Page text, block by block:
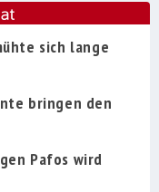
sich lange
bringen den
Pafos wird